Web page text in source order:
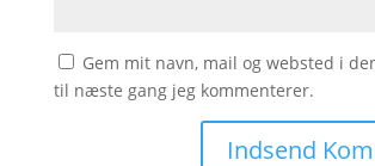
Gem mit navn, mail og websted i
til næste gang jeg kommenterer.